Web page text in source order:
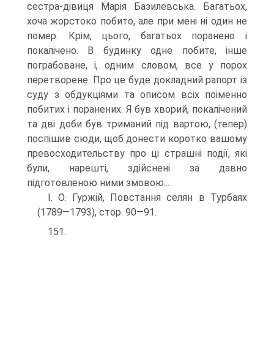
сестра-дівиця Марія Базилевська. Багатьох,
хоча жорстоко побито, але при мені ні один не
помер. Крім, цього, багатьох поранено і
покалічено. В будинку одне побите, інше
пограбоване, і, одним словом, все у порох
пере­творене. Про це буде докладний рапорт із
суду з обдукціями та описом всіх поіменно
побитих і поранених. Я був хворий, покалі­чений
та дві доби був триманий під вартою, (тепер)
поспішив сюди, щоб донести коротко вашому
превосходительству про ці страшні події, які
були, нарешті, здійснені за давно
підготовленою ними змовою...
І. О. Гуржій, Повстання селян в Турбаях
(1789—1793), стор. 90—91.
151.